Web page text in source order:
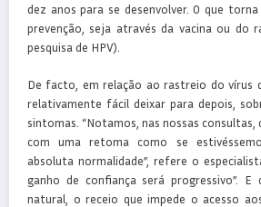
dez anos para se desenvolver. O que
prevenção, seja através da vacina ou do
pesquisa de HPV).
De facto, em relação ao rastreio do vírus
relativamente fácil deixar para depois,
sintomas. “Notamos, nas nossas consultas,
com uma retoma como se
absoluta normalidade”, refere o
ganho de confiança será progressivo”. E
natural, o receio que impede o acesso